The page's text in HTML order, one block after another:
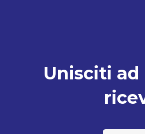
Unisciti